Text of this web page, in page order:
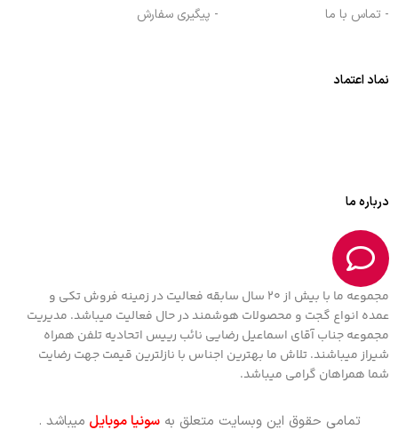
- تماس با ما
- پیگیری سفارش
نماد اعتماد
درباره ما
مجموعه ما با بیش از 20 سال سابقه فعالیت در زمینه فروش تکی و
عمده انواع گجت و محصولات هوشمند در حال فعالیت میباشد. مدیریت
مجموعه جناب آقای اسماعیل رضایی نائب رییس اتحادیه تلفن همراه
شیراز میباشند. تلاش ما بهترین اجناس با نازلترین قیمت جهت رضایت
شما همراهان گرامی میباشد.
تمامی حقوق این وبسایت متعلق بهسونیا موبایل میباشد .